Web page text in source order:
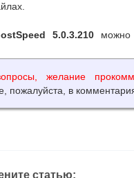
5.0.3.210
желание
пожалуйста, в
статью: